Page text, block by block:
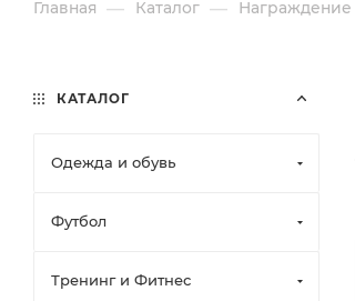
Главная — Каталог — Награждение
КАТАЛОГ
Одежда и обувь
Футбол
Тренинг и Фитнес